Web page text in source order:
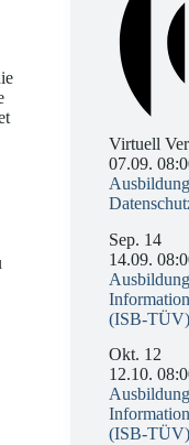
Virtuell
07.09.
Sep. 14
14.09.
(ISB-TÜV)
Okt. 12
12.10.
(ISB-TÜV)